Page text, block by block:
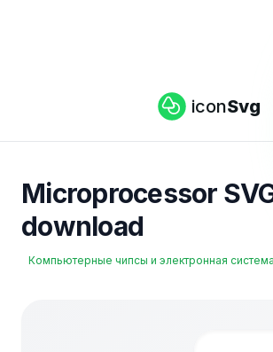
iconSvg
Microprocessor
download
Компьютерные чипсы и электронная система